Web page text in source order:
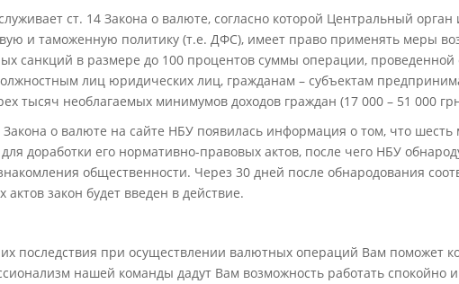
ст. 14 Закона о валюте, согласно которой Центральный орган
и таможенную политику (т.е. ДФС), имеет право применять меры
санкций в размере до 100 процентов суммы операции,
лиц юридических лиц, гражданам – субъектам
тысяч необлагаемых минимумов доходов граждан (17 000 – 51 000
о валюте на сайте НБУ появилась информация о том, что шесть
доработки его нормативно-правовых актов, после чего НБУ
общественности. Через 30 дней после обнародования
закон будет введен в действие.
последствия при осуществлении валютных операций Вам поможет
нашей команды дадут Вам возможность работать спокойно